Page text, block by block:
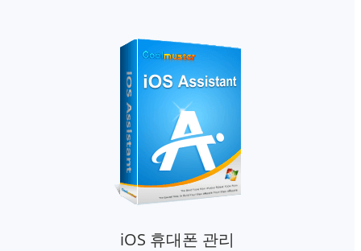
iOS 휴대폰 관리